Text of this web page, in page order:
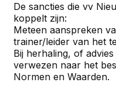
De sancties die vv
koppelt zijn:
Meteen aanspreken
trainer/leider van het
Bij herhaling, of
verwezen naar het
Normen en Waarden.